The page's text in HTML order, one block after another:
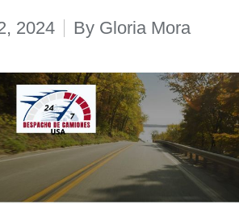
2024
Posted
By Gloria Mora